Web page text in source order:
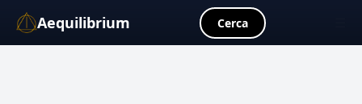
Aequilibrium Cerca